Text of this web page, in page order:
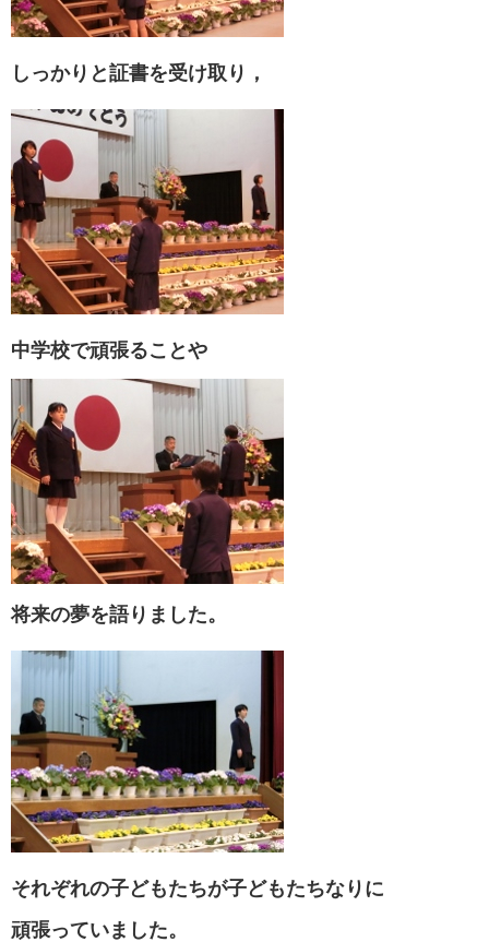
しっかりと証書を受け取り，
中学校で頑張ることや
将来の夢を語りました。
それぞれの子どもたちが子どもたちなりに
頑張っていました。